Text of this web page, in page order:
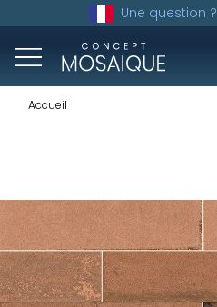
Une question ?
Accueil